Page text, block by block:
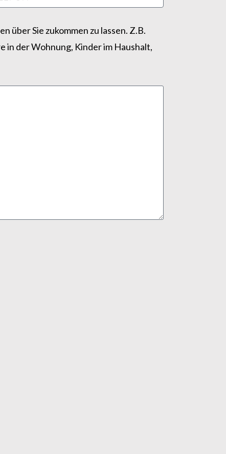
Sie zukommen zu lassen. Z.B.
der Wohnung, Kinder im Haushalt,